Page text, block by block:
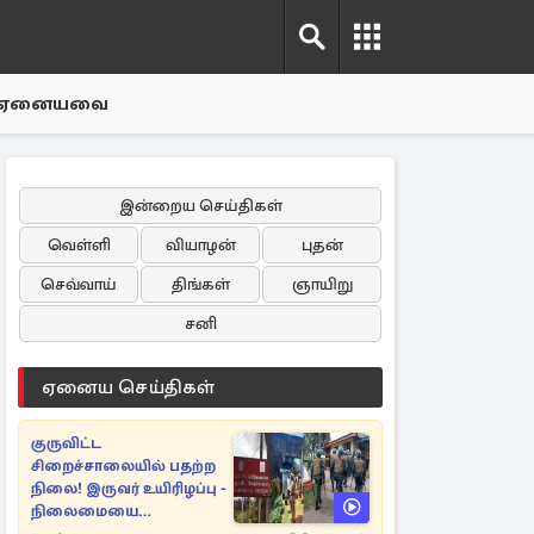
இன்றைய செய்திகள்
வெள்ளி
வியாழன்
புதன்
செவ்வாய்
திங்கள்
ஞாயிறு
சனி
ஏனைய செய்திகள்
குருவிட்ட
சிறைச்சாலையில் பதற்ற
நிலை! இருவர் உயிரிழப்பு -
நிலைமையை